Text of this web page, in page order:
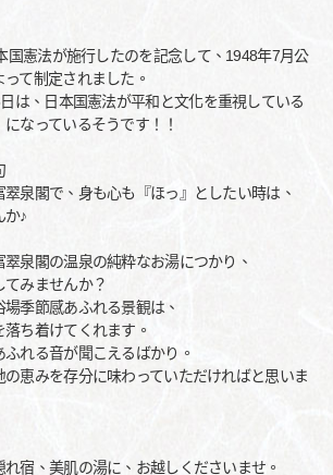
国憲法が施行したのを記念して、1948年7月公
て制定されました。
は、日本国憲法が平和と文化を重視している
なっているそうです！！
泉閣で、身も心も『ほっ』としたい時は、
か♪
泉閣の温泉の純粋なお湯につかり、
みませんか？
季節感あふれる景観は、
ち着けてくれます。
れる音が聞こえるばかり。
恵みを存分に味わっていただければと思いま
宿、美肌の湯に、お越しくださいませ。